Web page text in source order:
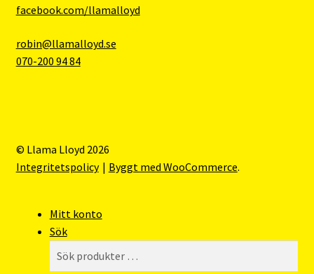
facebook.com/llamalloyd
robin@llamalloyd.se
070-200 94 84
© Llama Lloyd 2026
Integritetspolicy
Byggt med WooCommerce.
Mitt konto
Sök